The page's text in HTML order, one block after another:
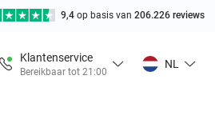
9,4 op basis van 206.226 reviews
Klantenservice
Bereikbaar tot 21:00
NL